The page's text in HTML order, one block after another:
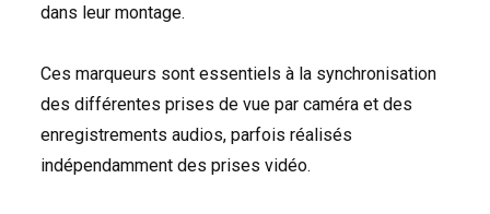
dans leur montage.
Ces marqueurs sont essentiels à la synchronisation
des différentes prises de vue par caméra et des
enregistrements audios, parfois réalisés
indépendamment des prises vidéo.